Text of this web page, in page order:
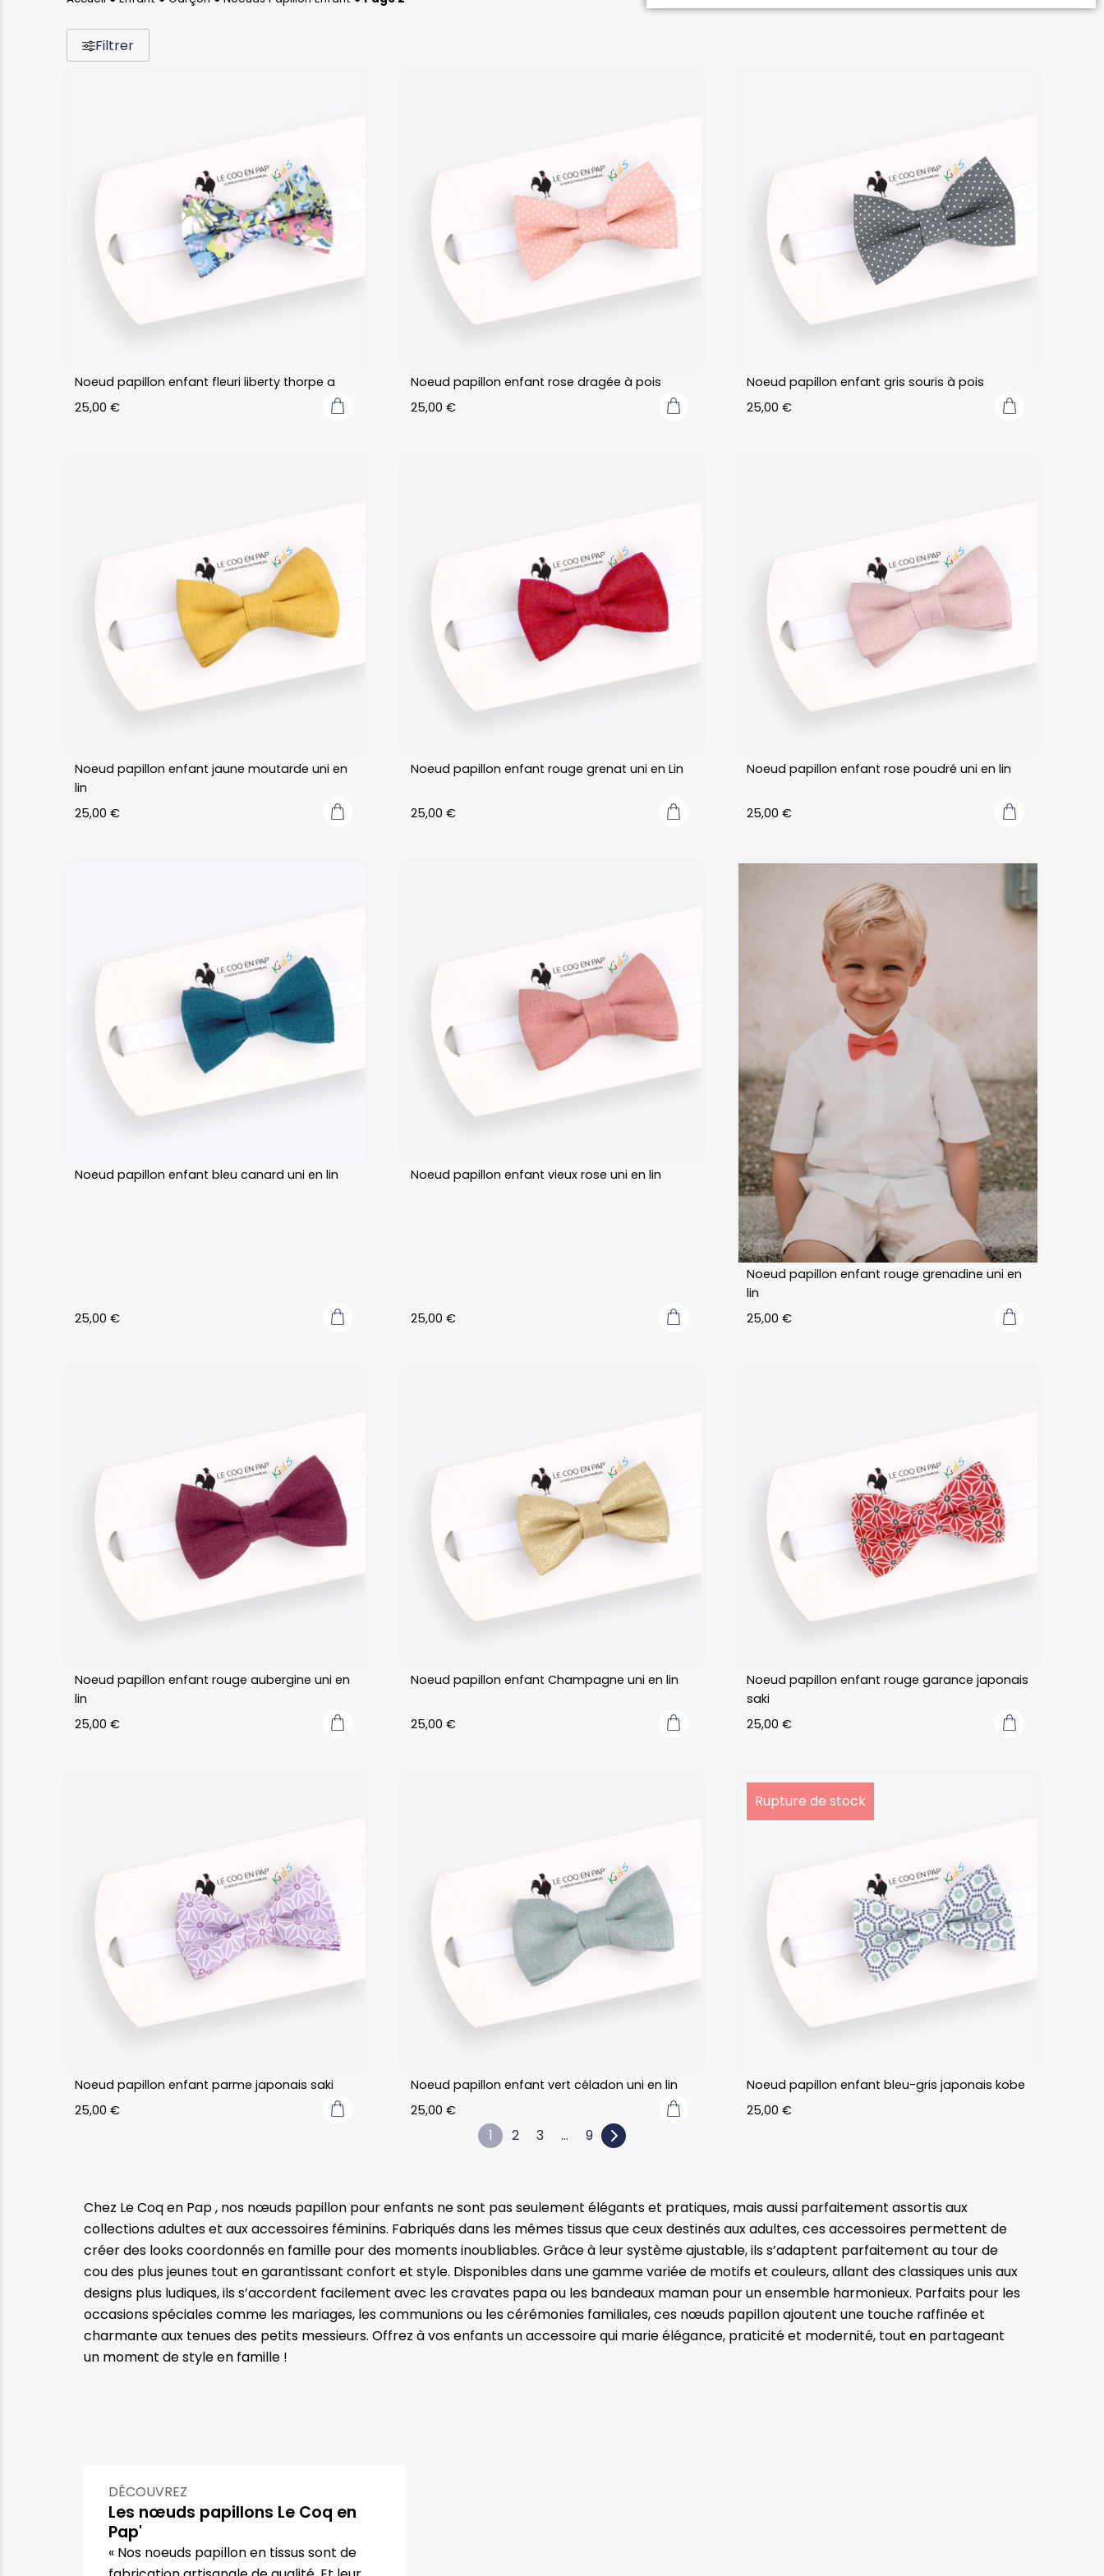
Filtrer
Noeud papillon enfant fleuri liberty thorpe a
25,00 €
Noeud papillon enfant rose dragée à pois
25,00 €
Noeud papillon enfant gris souris à pois
25,00€
Noeud papillon enfant jaune moutarde uni en
lin
25,00 €
Noeud papillon enfant rouge grenat uni en Lin
25,00 €
Noeud papillon enfant rose poudré uni en lin
25,00€
Noeud papillon enfant bleu canard uni en lin
25,00 €
Noeud papillon enfant vieux rose uni en lin
25,00 €
Noeud papillon enfant rouge grenadine uni en
lin
25,00€
Noeud papillon enfant rouge aubergine uni en
lin
25,00 €
Noeud papillon enfant Champagne uni en lin
25,00 €
Noeud papillon enfant rouge garance japonais
saki
25,00€
Noeud papillon enfant parme japonais saki
25,00 €
Noeud papillon enfant vert céladon uni en lin
25,00 €
Rupture de stock
Noeud papillon enfant bleu-gris japonais kobe
25,00€
1 2 3 … 9
Chez Le Coq en Pap , nos nœuds papillon pour enfants ne sont pas seulement élégants et pratiques, mais aussi parfaitement assortis aux
collections adultes et aux accessoires féminins. Fabriqués dans les mêmes tissus que ceux destinés aux adultes, ces accessoires permettent de
créer des looks coordonnés en famille pour des moments inoubliables. Grâce à leur système ajustable, ils s’adaptent parfaitement au tour de
cou des plus jeunes tout en garantissant confort et style. Disponibles dans une gamme variée de motifs et couleurs, allant des classiques unis aux
designs plus ludiques, ils s’accordent facilement avec les cravates papa ou les bandeaux maman pour un ensemble harmonieux. Parfaits pour les
occasions spéciales comme les mariages, les communions ou les cérémonies familiales, ces nœuds papillon ajoutent une touche raffinée et
charmante aux tenues des petits messieurs. Offrez à vos enfants un accessoire qui marie élégance, praticité et modernité, tout en partageant
un moment de style en famille !
DÉCOUVREZ
Les nœuds papillons Le Coq en
Pap'
« Nos noeuds papillon en tissus sont de